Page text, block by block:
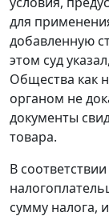
для
добавленную
этом суд
Общества как
органом не
документы
товара.
В соответствии
сумму налога,